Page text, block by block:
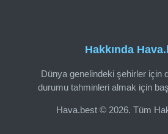
Hakkında
Dünya genelindeki şehirler için
durumu tahminleri almak için
Hava.best © 2026. Tüm